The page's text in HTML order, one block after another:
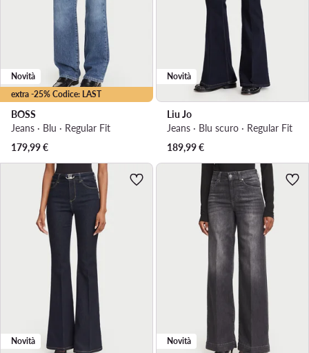
extra -25% Codice: LAST
Novità
BOSS
Jeans · Blu · Regular Fit
179,99€
Novità
Liu Jo
Jeans · Blu scuro · Regular Fit
189,99€
Novità Novità